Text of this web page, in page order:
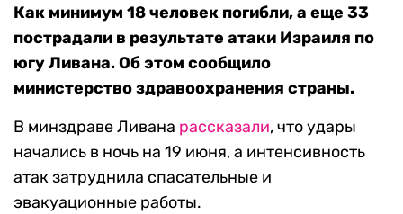
Как минимум 18 человек погибли, а еще 33
пострадали в результате атаки Израиля по
югу Ливана. Об этом сообщило
министерство здравоохранения страны.
В минздраве Ливана рассказали, что удары
начались в ночь на 19 июня, а интенсивность
атак затруднила спасательные и
эвакуационные работы.